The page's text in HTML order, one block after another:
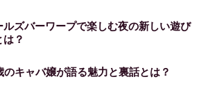
ルズバーワープで楽しむ夜の新しい遊び
は？
のキャバ嬢が語る魅力と裏話とは？